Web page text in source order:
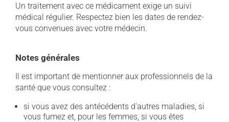
Un traitement avec ce médicament exige un suivi
médical régulier. Respectez bien les dates de rendez-
vous convenues avec votre médecin.
Notes générales
Il est important de mentionner aux professionnels de la
santé que vous consultez :
si vous avez des antécédents d'autres maladies, si
vous fumez et, pour les femmes, si vous êtes